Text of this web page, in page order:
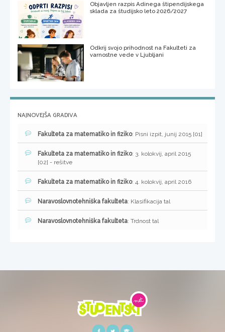
Objavljen razpis Adinega štipendijskega
sklada za študijsko leto 2026/2027
Odkrij svojo prihodnost na Fakulteti za
varnostne vede v Ljubljani
NAJNOVEJŠA GRADIVA
Fakulteta za matematiko in fiziko: Pisni izpit, junij 2015 [01]
Fakulteta za matematiko in fiziko: 3. kolokvij, april 2015
[02] - rešitve
Fakulteta za matematiko in fiziko: 4. kolokvij, april 2016
Naravoslovnotehniška fakulteta: Klasifikacija tal
Naravoslovnotehniška fakulteta: Trdnost tal